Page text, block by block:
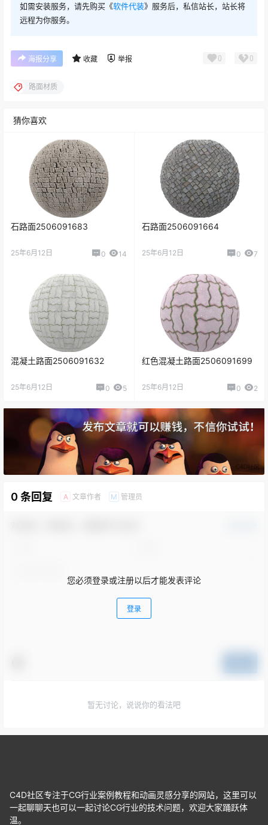
如需安装服务，请先购买《软件代装》服务后，私信站长，站长将
远程为你服务。
海报分享 收藏 举报 0 0
路面材质
猜你喜欢
石路面2506091683
25年6月12日 0 14
石路面2506091664
25年6月12日 0 7
混凝土路面2506091632
25年6月12日 0 5
红色混凝土路面2506091699
25年6月12日 0 2
0 条回复 A 文章作者 M 管理员
您必须登录或注册以后才能发表评论
登录
暂无讨论，说说你的看法吧
C4D社区专注于CG行业案例教程和动画灵感分享的网站，这里可以
一起聊聊天也可以一起讨论CG行业的技术问题，欢迎大家踊跃体
温。